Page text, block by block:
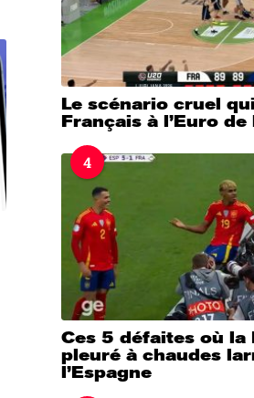
Le scénario cruel
Français à l’Euro
4
Ces 5 défaites où la
pleuré à chaudes
l’Espagne